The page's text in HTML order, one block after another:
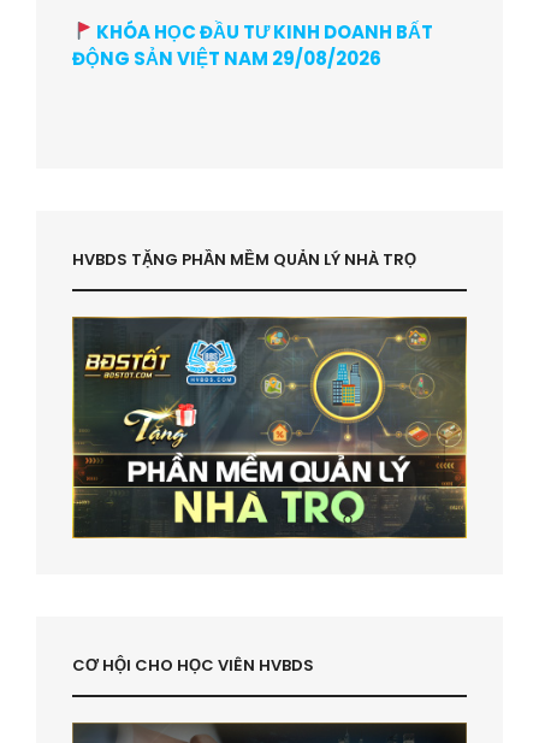
KHÓA HỌC ĐẦU TƯ KINH DOANH BẤT
ĐỘNG SẢN VIỆT NAM 29/08/2026
HVBDS TẶNG PHẦN MỀM QUẢN LÝ NHÀ TRỌ
CƠ HỘI CHO HỌC VIÊN HVBDS